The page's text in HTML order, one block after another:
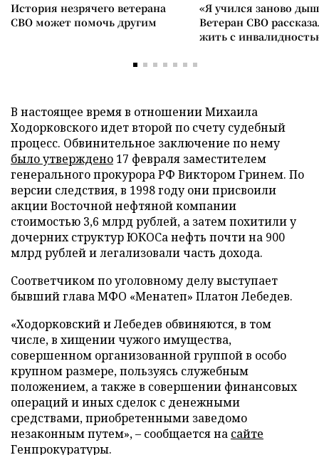
История незрячего ветерана
СВО может помочь другим
«Я учился заново
Ветеран СВО
жить с
В настоящее время в отношении Михаила
Ходорковского идет второй по счету судебный
процесс. Обвинительное заключение по нему
было утверждено 17 февраля заместителем
генерального прокурора РФ Виктором Гринем. По
версии следствия, в 1998 году они присвоили
акции Восточной нефтяной компании
стоимостью 3,6 млрд рублей, а затем похитили у
дочерних структур ЮКОСа нефть почти на 900
млрд рублей и легализовали часть дохода.
Соответчиком по уголовному делу выступает
бывший глава МФО «Менатеп» Платон Лебедев.
«Ходорковский и Лебедев обвиняются, в том
числе, в хищении чужого имущества,
совершенном организованной группой в особо
крупном размере, пользуясь служебным
положением, а также в совершении финансовых
операций и иных сделок с денежными
средствами, приобретенными заведомо
незаконным путем», – сообщается на сайте
Генпрокуратуры.